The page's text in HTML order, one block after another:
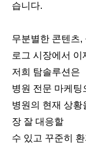
습니다.
무분별한 콘텐츠,
로그 시장에서
저희 탐솔루션은
병원 전문 마케팅
병원의 현재 상
장 잘 대응할
수 있고 꾸준히